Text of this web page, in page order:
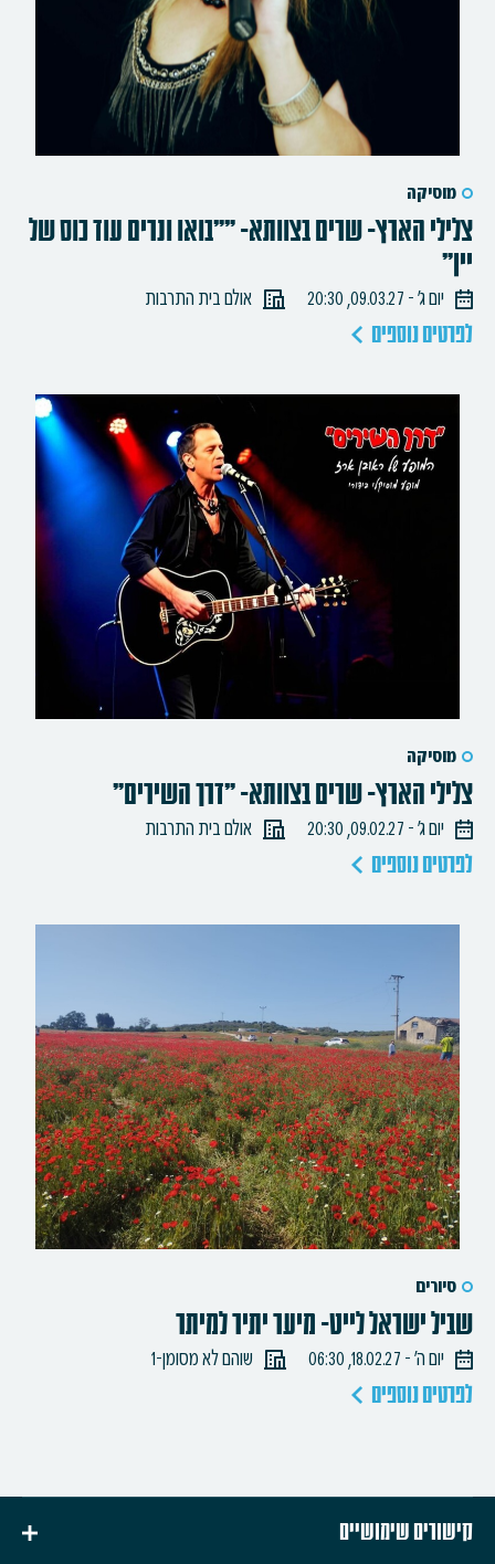
מוסיקה
צלילי הארץ- שרים בצוותא- ""בואו ונרים עוד כוס של
יין"
יום ג׳ - 09.03.27, 20:30 אולם בית התרבות
לפרטים נוספים
מוסיקה
צלילי הארץ- שרים בצוותא- "דרך השירים"
יום ג׳ - 09.02.27, 20:30 אולם בית התרבות
לפרטים נוספים
סיורים
שביל ישראל לייט- מיער יתיר למיתר
יום ה׳ - 18.02.27, 06:30 שוהם לא מסומן-1
לפרטים נוספים
קישורים שימושיים